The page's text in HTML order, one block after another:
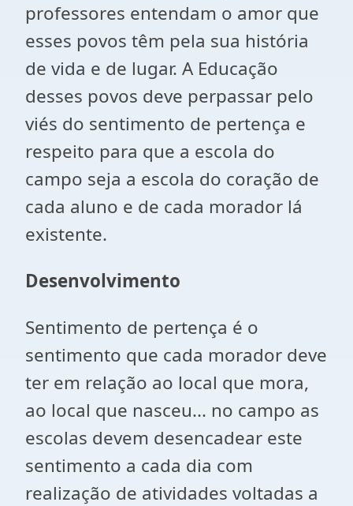
professores entendam o amor que
esses povos têm pela sua história
de vida e de lugar. A Educação
desses povos deve perpassar pelo
viés do sentimento de pertença e
respeito para que a escola do
campo seja a escola do coração de
cada aluno e de cada morador lá
existente.
Desenvolvimento
Sentimento de pertença é o
sentimento que cada morador deve
ter em relação ao local que mora,
ao local que nasceu... no campo as
escolas devem desencadear este
sentimento a cada dia com
realização de atividades voltadas a